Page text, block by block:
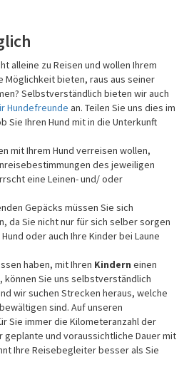
alleine zu Reisen und wollen Ihrem
Möglichkeit bieten, raus aus seiner
Selbstverständlich bieten wir auch
Hundefreunde an. Teilen Sie uns dies im
Sie Ihren Hund mit in die Unterkunft
mit Ihrem Hund verreisen wollen,
des jeweiligen
eine Leinen- und/ oder
Gepäcks müssen Sie sich
da Sie nicht nur für sich selber sorgen
oder auch Ihre Kinder bei Laune
haben, mit Ihren Kindern einen
können Sie uns selbstverständlich
wir suchen Strecken heraus, welche
sind. Auf unseren
Sie immer die Kilometeranzahl der
geplante und voraussichtliche Dauer mit
Ihre Reisebegleiter besser als Sie